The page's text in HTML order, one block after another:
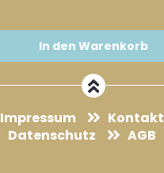
In den Warenkorb
Impressum
Kontakt
Datenschutz
AGB